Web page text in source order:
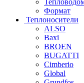
Формат
Теплоносители
ALSO
Baxi
BROEN
BUGATTI
Cimberio
Global